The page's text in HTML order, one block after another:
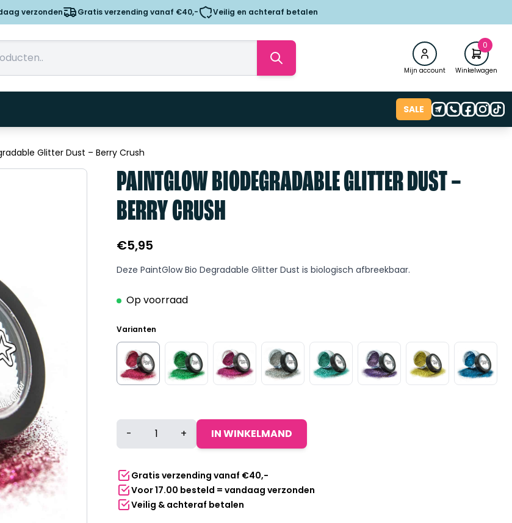
verzonden Gratis verzending vanaf €40,- Veilig en achteraf betalen
Mijn account
0
Winkelwagen
SALE
Glitter Dust – Berry Crush
PAINTGLOW BIODEGRADABLE GLITTER DUST –
BERRY CRUSH
€5,95
Deze PaintGlow Bio Degradable Glitter Dust is biologisch afbreekbaar.
Op voorraad
Varianten
PaintGlow
Biodegradable
Dust
-
Berry
Crush
- + IN WINKELMAND
Gratis verzending vanaf €40,-
Voor 17.00 besteld = vandaag verzonden
Veilig & achteraf betalen